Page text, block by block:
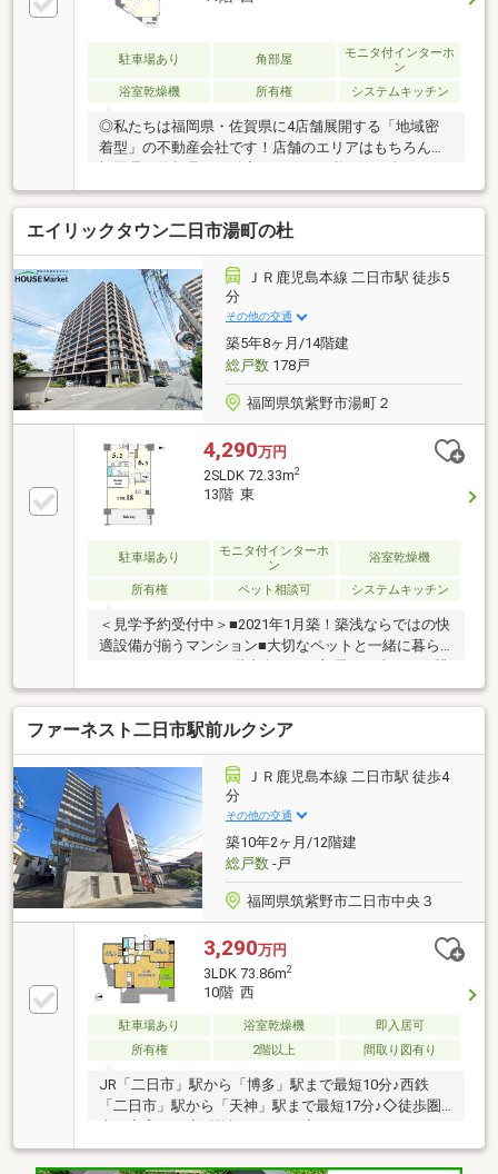
駐車場あり 角部屋
モニタ付インターホ
ン
浴室乾燥機
所有権 システムキッチン
◎私たちは福岡県・佐賀県に4店舗展開する「地域密
着型」の不動産会社です！店舗のエリアはもちろん、
福岡県・佐賀県の不動産のことなら私たちに全てお任
せください！！〈見学予約受付中〉■JR二日市駅（3
分）・紫駅（6分）のダブルアクセスで通勤通学に便
利♪■角部屋・2面バルコニーで日当たり風通し良好■二
日市小中学校まで徒歩圏内！■徒歩圏内に生活施設充
実の好立地■2018年フルリノベーション履歴あり※駐車
場高さ制限有※令和7年度固都税額：123，360円～ご来
店について～ハウスマーケット筑紫野店はJR二日市駅
目の前！駐車場はJR二日市駅のコインパーキングをご
利用ください。（駐車場代弊社負担）
エイリックタウン二日市湯町の杜
ＪＲ鹿児島本線 二日市駅 徒歩5
分
その他の交通
築5年8ヶ月/14階建
総戸数178戸
福岡県筑紫野市湯町２
4,290万円
2SLDK 72.33m2
13階 東
駐車場あり
モニタ付インターホ
ン
浴室乾燥機
所有権 ペット相談可 システムキッチン
＜見学予約受付中＞■2021年1月築！築浅ならではの快
適設備が揃うマンション■大切なペットと一緒に暮ら
せるマンション♪■13階東向きのお部屋で日当たり、眺
望ともに良好です■タイムズカーシェアモアナ二日市
まで徒歩7分、車を手放しても不便のない生活■ＪＲ
「二日市駅」と西鉄「紫駅」のダブルアクセスで通勤
通学に便利■二日市小学校まで徒歩圏内で子育て世帯
に安心安全■徒歩圏内に生活施設が揃った暮らしに便
利な立地～ご来店について～ハウスマーケット筑紫野
店はJR二日市駅の目の前！駐車場はJR二日市駅のコイ
ンパーキングをご利用ください！駐車料金は弊社で精
算いたします(^^)/
ファーネスト二日市駅前ルクシア
ＪＲ鹿児島本線 二日市駅 徒歩4
分
その他の交通
築10年2ヶ月/12階建
総戸数-戸
福岡県筑紫野市二日市中央３
3,290万円
3LDK 73.86m2
10階 西
駐車場あり 浴室乾燥機
即入居可
所有権
2階以上 間取り図有り
JR「二日市」駅から「博多」駅まで最短10分♪西鉄
「二日市」駅から「天神」駅まで最短17分♪◇徒歩圏
内に充実した生活施設あり！！◇エコロジー＆エコノ
ミーライフ♪環境に優しく、家計に優しい。賢く節約
できる工夫がちりばめられています！●エコジョーズ